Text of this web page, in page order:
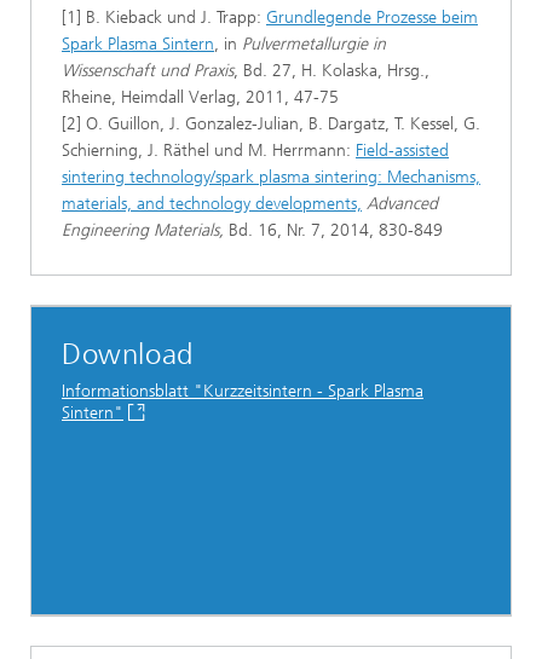
[1] B. Kieback und J. Trapp: Grundlegende Prozesse beim
Spark Plasma Sintern, in Pulvermetallurgie in
Wissenschaft und Praxis, Bd. 27, H. Kolaska, Hrsg.,
Rheine, Heimdall Verlag, 2011, 47-75
[2] O. Guillon, J. Gonzalez-Julian, B. Dargatz, T. Kessel, G.
Schierning, J. Räthel und M. Herrmann: Field-assisted
sintering technology/spark plasma sintering: Mechanisms,
materials, and technology developments, Advanced
Engineering Materials, Bd. 16, Nr. 7, 2014, 830-849
Download
Informationsblatt "Kurzzeitsintern - Spark Plasma
Sintern"